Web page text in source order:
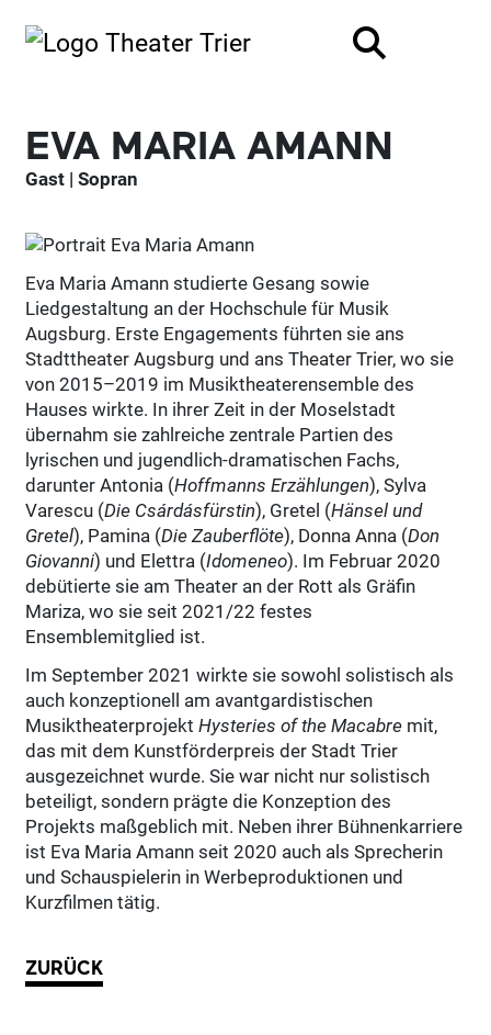
EVA MARIA AMANN
Gast | Sopran
Eva Maria Amann studierte Gesang sowie
Liedgestaltung an der Hochschule für Musik
Augsburg. Erste Engagements führten sie ans
Stadttheater Augsburg und ans Theater Trier, wo sie
von 2015–2019 im Musiktheaterensemble des
Hauses wirkte. In ihrer Zeit in der Moselstadt
übernahm sie zahlreiche zentrale Partien des
lyrischen und jugendlich-dramatischen Fachs,
darunter Antonia (Hoffmanns Erzählungen), Sylva
Varescu (Die Csárdásfürstin), Gretel (Hänsel und
Gretel), Pamina (Die Zauberflöte), Donna Anna (Don
Giovanni) und Elettra (Idomeneo). Im Februar 2020
debütierte sie am Theater an der Rott als Gräfin
Mariza, wo sie seit 2021/22 festes
Ensemblemitglied ist.
Im September 2021 wirkte sie sowohl solistisch als
auch konzeptionell am avantgardistischen
MusiktheaterprojektHysteries of the Macabre mit,
das mit dem Kunstförderpreis der Stadt Trier
ausgezeichnet wurde. Sie war nicht nur solistisch
beteiligt, sondern prägte die Konzeption des
Projekts maßgeblich mit. Neben ihrer Bühnenkarriere
ist Eva Maria Amann seit 2020 auch als Sprecherin
und Schauspielerin in Werbeproduktionen und
Kurzfilmen tätig.
ZURÜCK